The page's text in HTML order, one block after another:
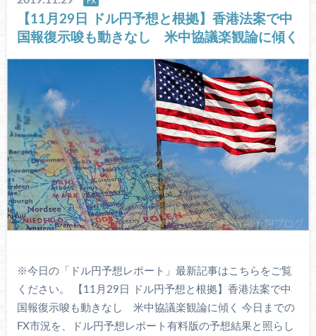
【11月29日 ドル円予想と根拠】香港法案で中
国報復示唆も動きなし 米中協議楽観論に傾く
※今日の「ドル円予想レポート」最新記事はこちらをご覧
ください。 【11月29日 ドル円予想と根拠】香港法案で中
国報復示唆も動きなし 米中協議楽観論に傾く 今日までの
FX市況を、ドル円予想レポート有料版の予想結果と照らし